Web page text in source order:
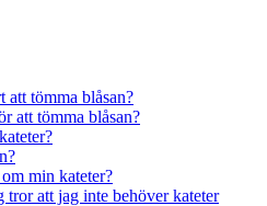
att tömma blåsan?
att tömma blåsan?
min kateter?
tror att jag inte behöver kateter